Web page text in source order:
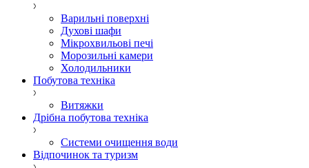
Варильні поверхні
Духові шафи
Мікрохвильові печі
Морозильні камери
Холодильники
Побутова техніка
Витяжки
Дрібна побутова техніка
Системи очищення води
Відпочинок та туризм